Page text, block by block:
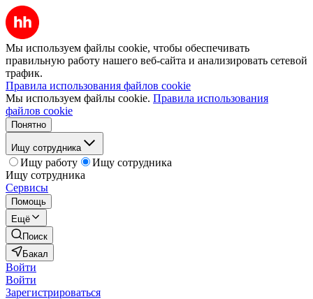
Мы используем файлы cookie, чтобы обеспечивать
правильную работу нашего веб-сайта и анализировать сетевой
трафик.
Правила использования файлов cookie
Мы используем файлы cookie. Правила использования
файлов cookie
Понятно
Ищу сотрудника
Ищу работу
Ищу сотрудника
Ищу сотрудника
Сервисы
Помощь
Ещё
Поиск
Бакал
Войти
Войти
Зарегистрироваться